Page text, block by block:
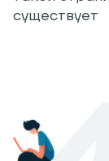
существует